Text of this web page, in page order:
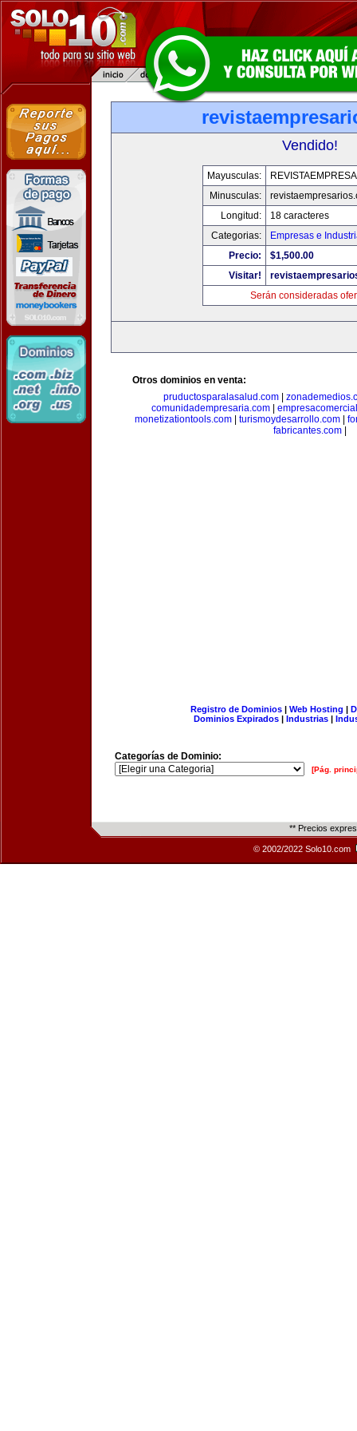
Vendido!
Mayusculas:
Minusculas:
Longitud:
18 caracteres
Categorias:
Empresas e
Precio:
$1,500.00
Visitar!
Serán consideradas
Otros dominios en venta:
pruductosparalasalud.com|
comunidadempresaria.com
monetizationtools.com| turismoydesarrollo.com|
fabricantes.com
Registro de Dominios| Web Hosting |
Dominios Expirados | Industrias |
Categorías de Dominio:
[Pág.
** Precios
© 2002/2022 Solo10.com